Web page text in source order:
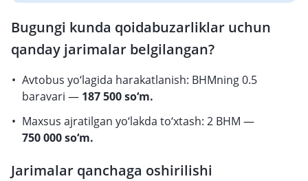
Bugungi kunda qoidabuzarliklar uchun
qanday jarimalar belgilangan?
Avtobus yo‘lagida harakatlanish: BHMning 0.5
baravari — 187 500 so‘m.
Maxsus ajratilgan yo‘lakda to‘xtash: 2 BHM —
750 000 so‘m.
Jarimalar qanchaga oshirilishi